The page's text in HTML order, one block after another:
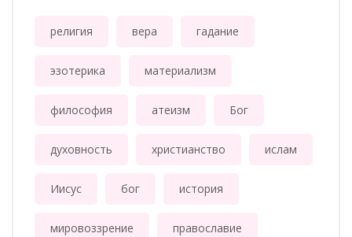
религия вера гадание
эзотерика материализм
философия атеизм Бог
духовность христианство ислам
Иисус бог история
мировоззрение православие